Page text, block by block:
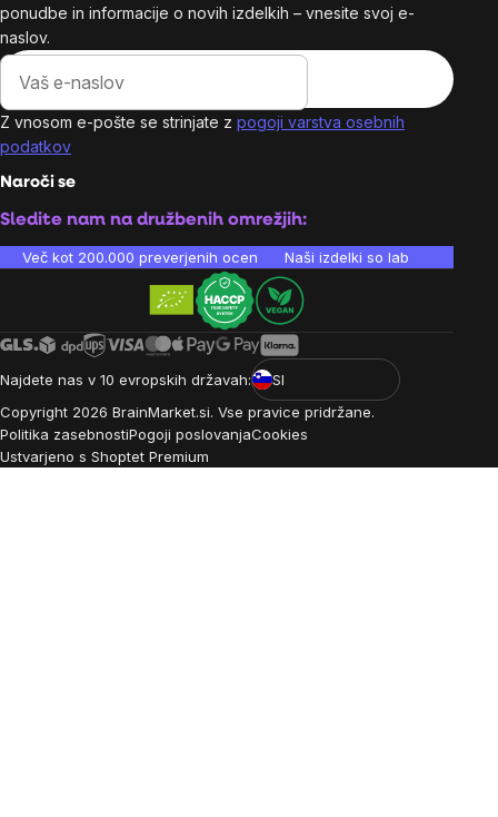
ponudbe in informacije o novih izdelkih – vnesite svoj e-
naslov.
Z vnosom e-pošte se strinjate z pogoji varstva osebnih
podatkov
Naroči se
Sledite nam na družbenih omrežjih:
Več kot 200.000 preverjenih ocen Naši izdelki so laboratorijsko
Najdete nas v 10 evropskih državah:
SI
Copyright 2026 BrainMarket.si. Vse pravice pridržane.
Politika zasebnostiPogoji poslovanjaCookies
Ustvarjeno s Shoptet Premium